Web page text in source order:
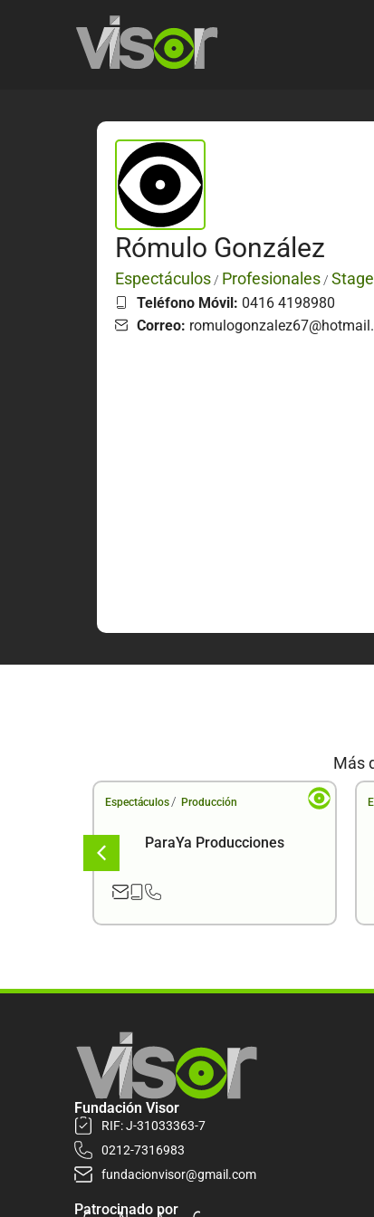
Rómulo González
Espectáculos / Profesionales /
Teléfono Móvil: 0416 4198980
Correo:
Más
Espectáculos / Producción
ParaYa Producciones
Fundación Visor
RIF: J-31033363-7
0212-7316983
fundacionvisor@gmail.com
Patrocinado por